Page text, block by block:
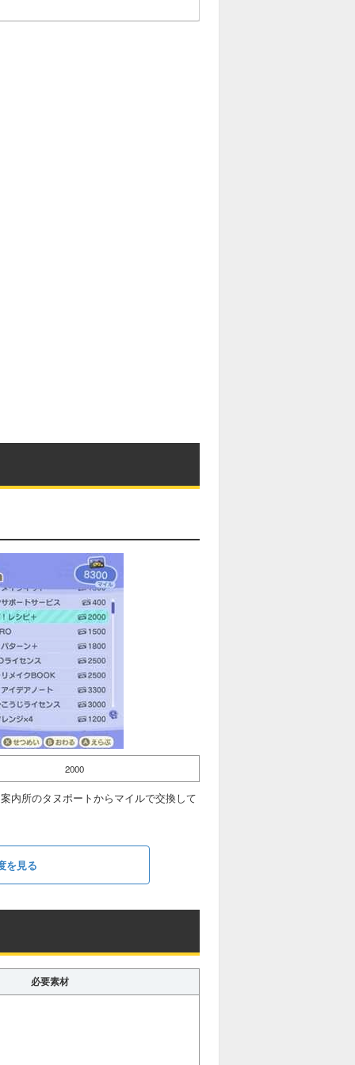
2000
内所のタヌポートからマイルで交換して
を見る
必要素材